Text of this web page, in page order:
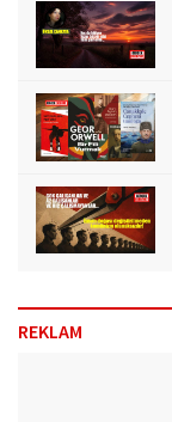
REKLAM